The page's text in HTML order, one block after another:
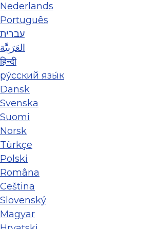
Nederlands
Português
עברית
العَرَبِيَّة
हिन्दी
ру́сский язы́к
Dansk
Svenska
Suomi
Norsk
Türkçe
Polski
Româna
Ceština
Slovenský
Magyar